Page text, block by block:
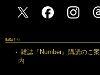
MAGAZINE
雑誌『Number』購読のご案
内